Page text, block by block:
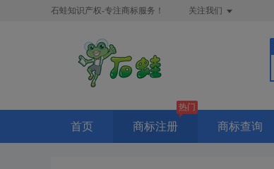
石蛙知识产权-专注商标服务！ 关注我们
首页 商标注册
热门
商标查询